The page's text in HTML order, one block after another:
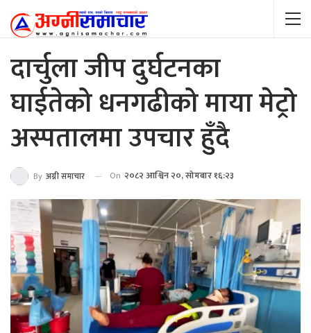
दार्चुला जीप दुर्घटनका
घाईतेको धनगढीको माया मेट्रो
अस्पतालमा उपचार हुँदै
By अग्नी समाचार On २०८२ आश्विन २०, सोमबार १६:२३